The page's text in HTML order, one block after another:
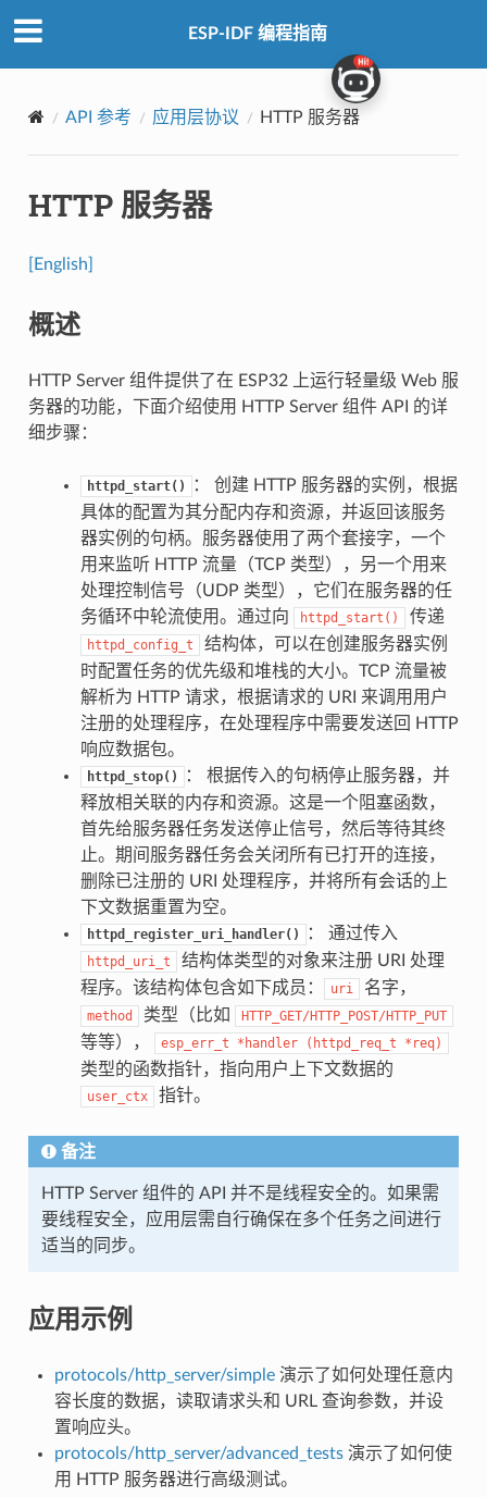
ESP-IDF 编程指南
API 参考 应用层协议 HTTP 服务器
HTTP 服务器
[English]
概述
HTTP Server 组件提供了在 ESP32 上运行轻量级 Web 服
务器的功能，下面介绍使用 HTTP Server 组件 API 的详
细步骤：
httpd_start()
： 创建 HTTP 服务器的实例，根据
具体的配置为其分配内存和资源，并返回该服务
器实例的句柄。服务器使用了两个套接字，一个
用来监听 HTTP 流量（TCP 类型），另一个用来
处理控制信号（UDP 类型），它们在服务器的任
务循环中轮流使用。通过向
httpd_start() 传递
httpd_config_t
结构体，可以在创建服务器实例
时配置任务的优先级和堆栈的大小。TCP 流量被
解析为 HTTP 请求，根据请求的 URI 来调用用户
注册的处理程序，在处理程序中需要发送回 HTTP
响应数据包。
httpd_stop()
： 根据传入的句柄停止服务器，并
释放相关联的内存和资源。这是一个阻塞函数，
首先给服务器任务发送停止信号，然后等待其终
止。期间服务器任务会关闭所有已打开的连接，
删除已注册的 URI 处理程序，并将所有会话的上
下文数据重置为空。
httpd_register_uri_handler() ： 通过传入
httpd_uri_t
结构体类型的对象来注册 URI 处理
程序。该结构体包含如下成员：
uri 名字，
method 类型（比如 HTTP_GET/HTTP_POST/HTTP_PUT
等等）， esp_err_t *handler (httpd_req_t *req)
类型的函数指针，指向用户上下文数据的
user_ctx 指针。
备注
HTTP Server 组件的 API 并不是线程安全的。如果需
要线程安全，应用层需自行确保在多个任务之间进行
适当的同步。
应用示例
protocols/http_server/simple演示了如何处理任意内
容长度的数据，读取请求头和 URL 查询参数，并设
置响应头。
protocols/http_server/advanced_tests演示了如何使
用 HTTP 服务器进行高级测试。